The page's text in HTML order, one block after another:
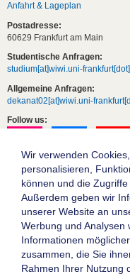
Anfahrt & Lageplan
Postadresse:
60629 Frankfurt am Main
Studentische Anfragen:
studium[at]wiwi.uni-
Allgemeine Anfragen:
dekanat02[at]wiwi.uni-
Follow us:
Die Goethe-Universität
Wir verwenden
personalisieren,
können und die
Außerdem geben wir
unserer Website an
Werbung und Analysen
Informationen
zusammen, die Sie
Rahmen Ihrer Nutzung